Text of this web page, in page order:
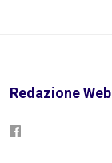
Redazione Web